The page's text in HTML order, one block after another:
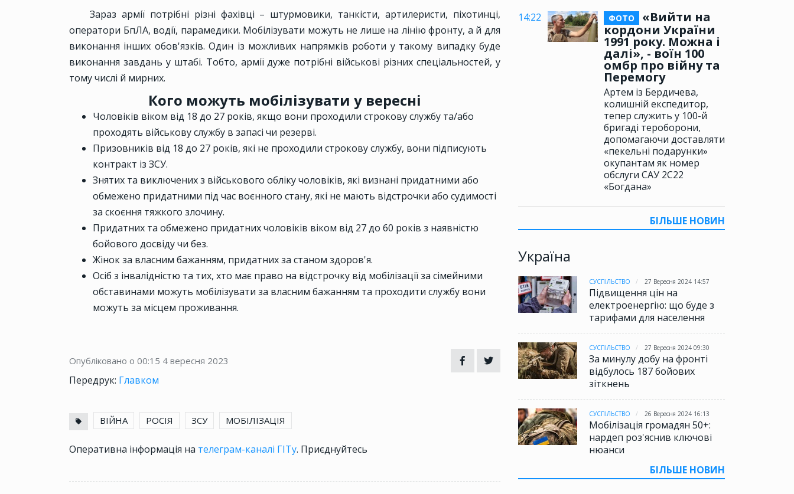
14:22 ФОТО
«Вийти на
кордони України
1991 року. Можна і
далі», - воїн 100
омбр про війну та
Перемогу
Артем із Бердичева,
колишній експедитор,
тепер служить у 100-й
бригаді тероборони,
допомагаючи доставляти
«пекельні подарунки»
окупантам як номер
обслуги САУ 2С22
«Богдана»
БІЛЬШЕ НОВИН
Україна
СУСПІЛЬСТВО 27 Вересня 2024 14:57
Підвищення цін на
електроенергію: що буде з
тарифами для населення
СУСПІЛЬСТВО 27 Вересня 2024 09:30
За минулу добу на фронті
відбулось 187 бойових
зіткнень
СУСПІЛЬСТВО 26 Вересня 2024 16:13
Мобілізація громадян 50+:
нардеп роз'яснив ключові
нюанси
БІЛЬШЕ НОВИН
Зараз армії потрібні різні фахівці – штурмовики, танкісти, артилеристи, піхотинці,
оператори БпЛА, водії, парамедики. Мобілізувати можуть не лише на лінію фронту, а й для
виконання інших обов'язків. Один із можливих напрямків роботи у такому випадку буде
виконання завдань у штабі. Тобто, армії дуже потрібні військові різних спеціальностей, у
тому числі й мирних.
Кого можуть мобілізувати у вересні
Чоловіків віком від 18 до 27 років, якщо вони проходили строкову службу та/або
проходять військову службу в запасі чи резерві.
Призовників від 18 до 27 років, які не проходили строкову службу, вони підписують
контракт із ЗСУ.
Знятих та виключених з військового обліку чоловіків, які визнані придатними або
обмежено придатними під час воєнного стану, які не мають відстрочки або судимості
за скоєння тяжкого злочину.
Придатних та обмежено придатних чоловіків віком від 27 до 60 років з наявністю
бойового досвіду чи без.
Жінок за власним бажанням, придатних за станом здоров'я.
Осіб з інвалідністю та тих, хто має право на відстрочку від мобілізації за сімейними
обставинами можуть мобілізувати за власним бажанням та проходити службу вони
можуть за місцем проживання.
Опубліковано о 00:15 4 вересня 2023
Передрук: Главком
ВІЙНА РОСІЯ ЗСУ МОБІЛІЗАЦІЯ
Оперативна інформація на телеграм-каналі ГІТу. Приєднуйтесь